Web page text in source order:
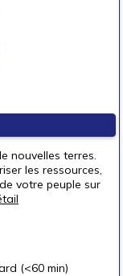
nouvelles terres.
les ressources,
votre peuple sur
(<60 min)